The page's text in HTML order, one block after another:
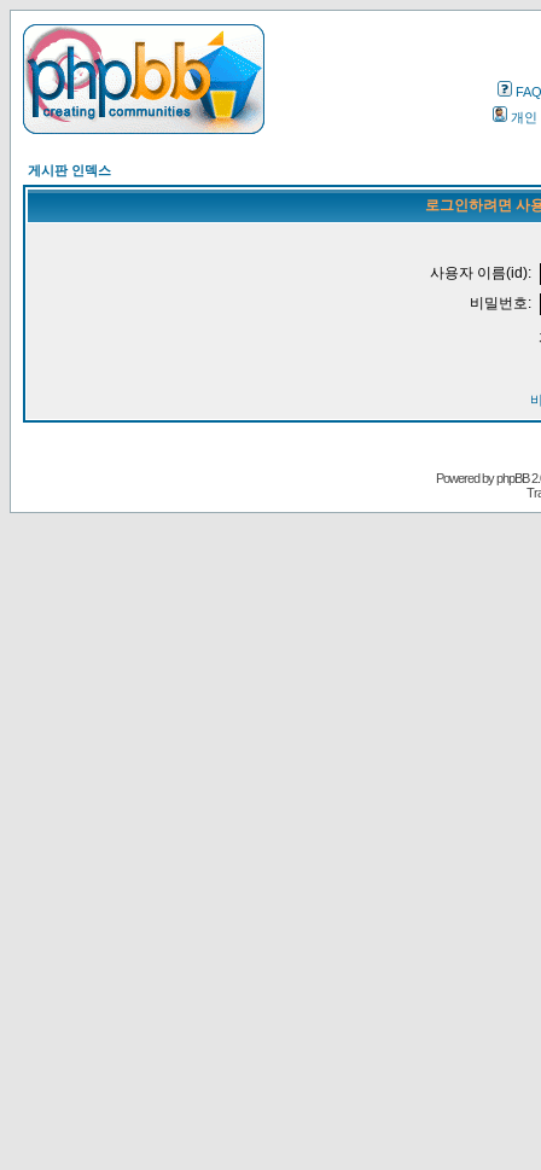
FAQ
개인
게시판 인덱스
로그인하려면 사
사용자 이름(id):
비밀번호:
Powered byphpBB